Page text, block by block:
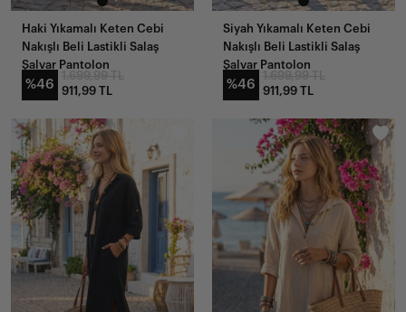
Haki Yıkamalı Keten Cebi
Nakışlı Beli Lastikli Salaş
Şalvar Pantolon
%46
911,99 TL
Siyah Yıkamalı Keten Cebi
Nakışlı Beli Lastikli Salaş
Şalvar Pantolon
%46
911,99 TL